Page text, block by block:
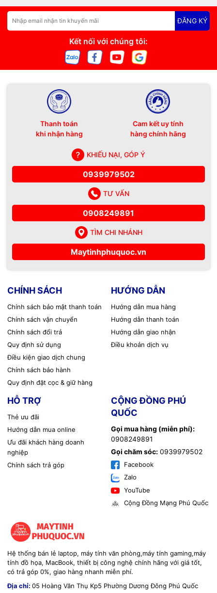
ĐĂNG KÝ
Kết nối với chúng tôi:
Thanh toán
khi nhận hàng
Cam kết uy tính
hàng chính hãng
KHIẾU NẠI, GÓP Ý
0939979502
TƯ VẤN
0908249891
TÌM CHI NHÁNH
Maytinhphuquoc.vn
CHÍNH SÁCH
Chính sách bảo mật thanh toán
Chính sách vận chuyển
Chính sách đổi trả
Quy định sử dụng
Điều kiện giao dịch chung
Chính sách bảo hành
Quy định đặt cọc & giữ hàng
HƯỚNG DẪN
Hướng dẫn mua hàng
Hướng dẫn thanh toán
Hướng dẫn giao nhận
Điều khoản dịch vụ
HỖ TRỢ
Thẻ ưu đãi
Hướng dẫn mua online
Ưu đãi khách hàng doanh
nghiệp
Chính sách trả góp
CỘNG ĐỒNG PHÚ
QUỐC
Gọi mua hàng (miễn phí):
0908249891
Gọi chăm sóc: 0939979502
Facebook
Zalo
YouTube
Cộng Đồng Mạng Phú Quốc
Hệ thống bán lẻ laptop, máy tính văn phòng,máy tính gaming,máy
tính đồ họa, MacBook, thiết bị công nghệ chính hãng với giá tốt,
có trả góp 0%, giao hàng nhanh miễn phí.
Địa chỉ: 05 Hoàng Văn Thụ Kp5 Phường Dương Đông Phú Quốc